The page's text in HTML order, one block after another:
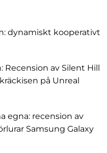
dynamiskt kooperativt
Recension av Silent Hill
på Unreal
egna: recension av
Samsung Galaxy